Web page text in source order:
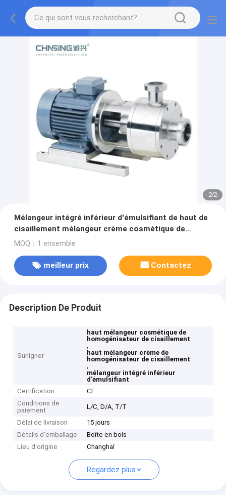
2/2
Mélangeur intégré inférieur d'émulsifiant de haut de
cisaillement mélangeur crème cosmétique de
homogénisateur
MOQ：1 ensemble
meilleur prix Contactez
Description De Produit
Surligner
haut mélangeur cosmétique de
homogénisateur de cisaillement
,
haut mélangeur crème de
homogénisateur de cisaillement
,
mélangeur intégré inférieur
d'émulsifiant
Certification
CE
Conditions de
paiement
L/C, D/A, T/T
Délai de livraison
15 jours
Détails d'emballage
Boîte en bois
Lieu d'origine
Changhaï
Regardez plus